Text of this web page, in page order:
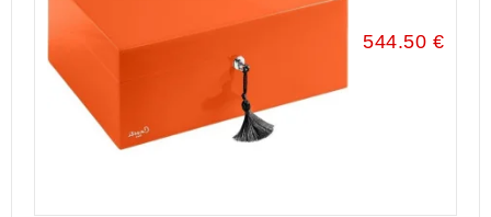
544.50 €